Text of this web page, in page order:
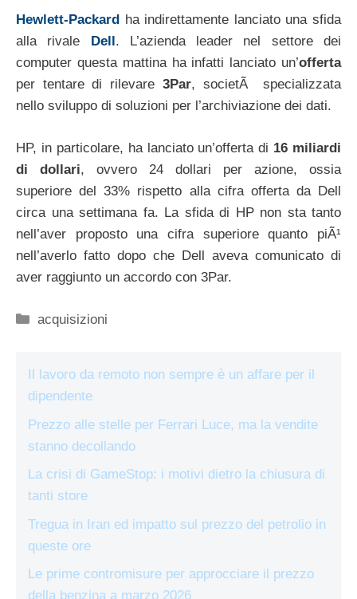
Hewlett-Packard
ha indirettamente lanciato una sfida
alla rivale
Dell . L’azienda leader nel settore dei
computer questa mattina ha infatti lanciato un’offerta
per tentare di rilevare 3Par, societÃ specializzata
nello sviluppo di soluzioni per l’archiviazione dei dati.
HP, in particolare, ha lanciato un’offerta di 16 miliardi
di dollari, ovvero 24 dollari per azione, ossia
superiore del 33% rispetto alla cifra offerta da Dell
circa una settimana fa. La sfida di HP non sta tanto
nell’aver proposto una cifra superiore quanto piÃ¹
nell’averlo fatto dopo che Dell aveva comunicato di
aver raggiunto un accordo con 3Par.
Categorie
acquisizioni
Il lavoro da remoto non sempre è un affare per il
dipendente
Prezzo alle stelle per Ferrari Luce, ma la vendite
stanno decollando
La crisi di GameStop: i motivi dietro la chiusura di
tanti store
Tregua in Iran ed impatto sul prezzo del petrolio in
queste ore
Le prime contromisure per approcciare il prezzo
della benzina a marzo 2026